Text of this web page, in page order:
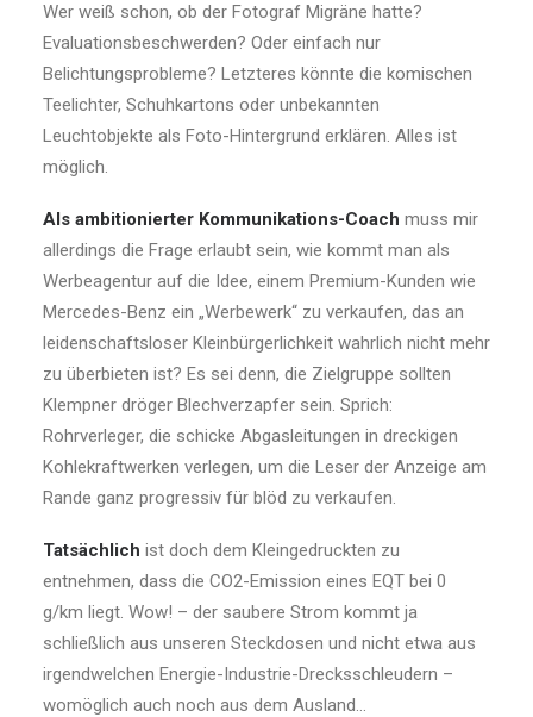
Wer weiß schon, ob der Fotograf Migräne hatte?
Evaluationsbeschwerden? Oder einfach nur
Belichtungsprobleme? Letzteres könnte die komischen
Teelichter, Schuhkartons oder unbekannten
Leuchtobjekte als Foto-Hintergrund erklären. Alles ist
möglich.
Als ambitionierter Kommunikations-Coach muss mir
allerdings die Frage erlaubt sein, wie kommt man als
Werbeagentur auf die Idee, einem Premium-Kunden wie
Mercedes-Benz ein „Werbewerk“ zu verkaufen, das an
leidenschaftsloser Kleinbürgerlichkeit wahrlich nicht mehr
zu überbieten ist? Es sei denn, die Zielgruppe sollten
Klempner dröger Blechverzapfer sein. Sprich:
Rohrverleger, die schicke Abgasleitungen in dreckigen
Kohlekraftwerken verlegen, um die Leser der Anzeige am
Rande ganz progressiv für blöd zu verkaufen.
Tatsächlich ist doch dem Kleingedruckten zu
entnehmen, dass die CO2-Emission eines EQT bei 0
g/km liegt. Wow! – der saubere Strom kommt ja
schließlich aus unseren Steckdosen und nicht etwa aus
irgendwelchen Energie-Industrie-Drecksschleudern –
womöglich auch noch aus dem Ausland…